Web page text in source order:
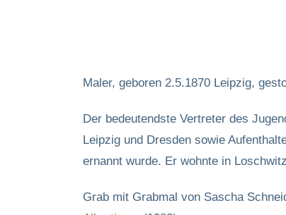
Maler, geboren 2.5.1870 Leipzig,
Der bedeutendste Vertreter des
Leipzig und Dresden sowie
ernannt wurde. Er wohnte in
Grab mit Grabmal von Sascha